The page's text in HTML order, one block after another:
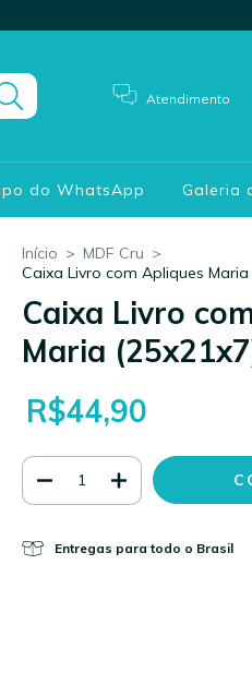
Atendimento
do WhatsApp Galeria
Início > MDF Cru >
Caixa Livro com Apliques Maria
Caixa Livro
Maria
R$44,90
Entregas para todo o Brasil